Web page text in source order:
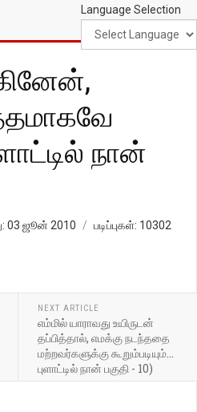
Language Selection
நான்
03 ஜூன் 2010 படிப்புகள்: 10302
NEXT ARTICLE
எம்மில் யாராவது உயிருடன்
தப்பித்தால், எமக்கு நடந்ததை
மற்றவர்களுக்கு கூறும்படியும்…
புளாட்டில் நான் பகுதி - 10)